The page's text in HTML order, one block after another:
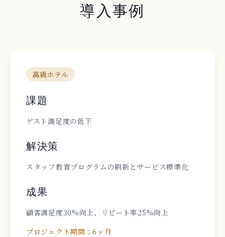
導入事例
高級ホテル
課題
ゲスト満足度の低下
解決策
スタッフ教育プログラムの刷新とサービス標準化
成果
顧客満足度30%向上、リピート率25%向上
プロジェクト期間：6ヶ月